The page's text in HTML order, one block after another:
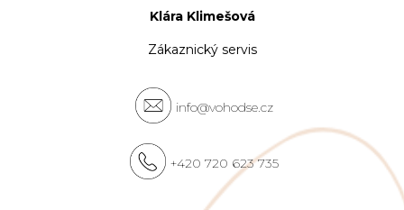
Klára Klimešová
Zákaznický servis
info@vohodse.cz
+420 720 623 735